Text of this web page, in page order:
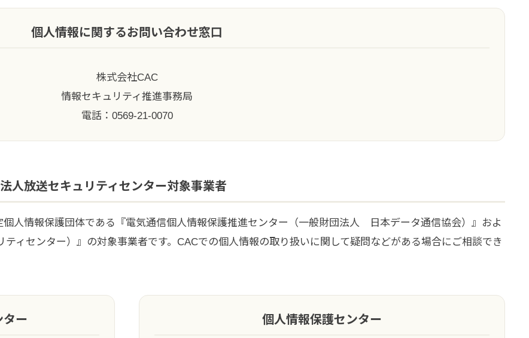
個人情報に関するお問い合わせ窓口
株式会社CAC
情報セキュリティ推進事務局
電話：0569-21-0070
人放送セキュリティセンター対象事業者
人情報保護団体である『電気通信個人情報保護推進センター（一般財団法人 日本データ通信協会）』およ
ィセンター）』の対象事業者です。CACでの個人情報の取り扱いに関して疑問などがある場合にご相談でき
ター 個人情報保護センター